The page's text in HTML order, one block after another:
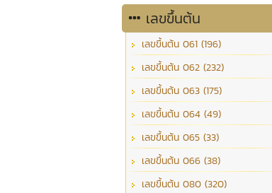
เลขขึ้นต้น
เลขขึ้นต้น 061 (196)
เลขขึ้นต้น 062 (232)
เลขขึ้นต้น 063 (175)
เลขขึ้นต้น 064 (49)
เลขขึ้นต้น 065 (33)
เลขขึ้นต้น 066 (38)
เลขขึ้นต้น 080 (320)